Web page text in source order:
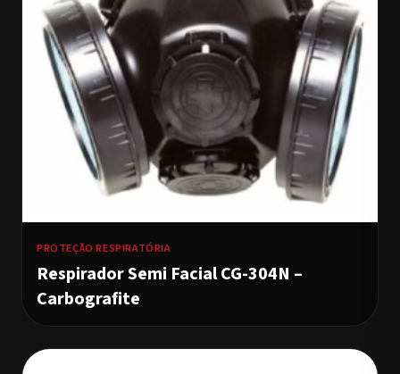
PROTEÇÃO RESPIRATÓRIA
Respirador Semi Facial CG-304N –
Carbografite